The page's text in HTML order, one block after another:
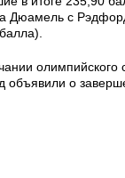
Дюамель с
объявили о